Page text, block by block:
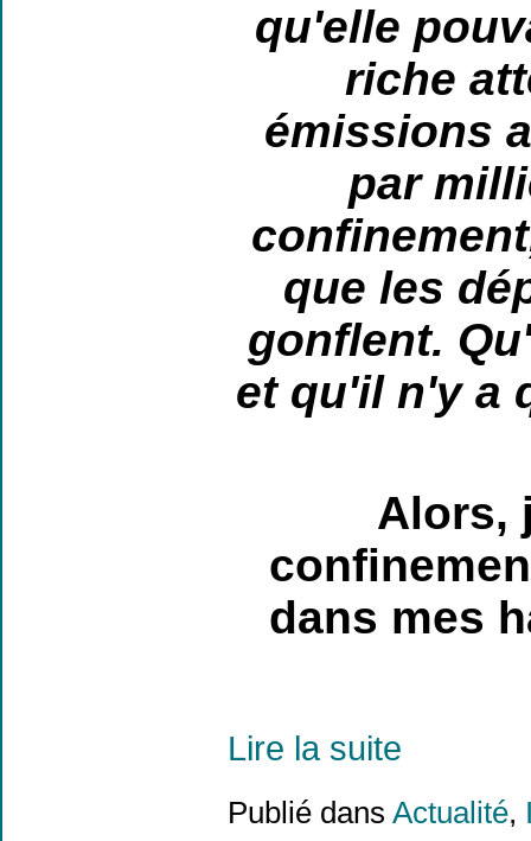
qu'elle
riche
émissions
par
que les
gonflent.
et qu'il n'y a
Alors,
dans mes
Lire la suite
Publié dans Actualité,